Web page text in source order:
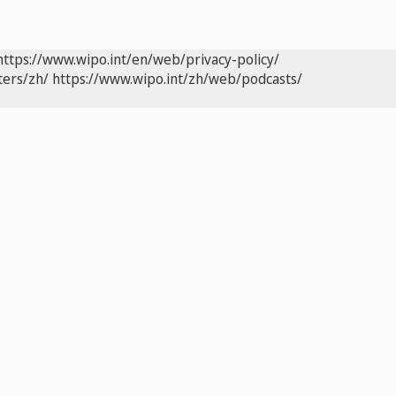
www.wipo.int/en/web/privacy-policy/
zh/ https://www.wipo.int/zh/web/podcasts/